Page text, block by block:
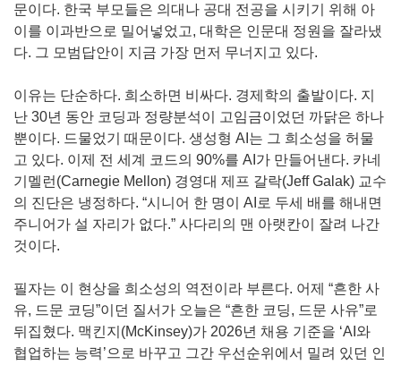
문이다. 한국 부모들은 의대나 공대 전공을 시키기 위해 아
이를 이과반으로 밀어넣었고, 대학은 인문대 정원을 잘라냈
다. 그 모범답안이 지금 가장 먼저 무너지고 있다.
이유는 단순하다. 희소하면 비싸다. 경제학의 출발이다. 지
난 30년 동안 코딩과 정량분석이 고임금이었던 까닭은 하나
뿐이다. 드물었기 때문이다. 생성형 AI는 그 희소성을 허물
고 있다. 이제 전 세계 코드의 90%를 AI가 만들어낸다. 카네
기멜런(Carnegie Mellon) 경영대 제프 갈락(Jeff Galak) 교수
의 진단은 냉정하다. “시니어 한 명이 AI로 두세 배를 해내면
주니어가 설 자리가 없다.” 사다리의 맨 아랫칸이 잘려 나간
것이다.
필자는 이 현상을 희소성의 역전이라 부른다. 어제 “흔한 사
유, 드문 코딩”이던 질서가 오늘은 “흔한 코딩, 드문 사유”로
뒤집혔다. 맥킨지(McKinsey)가 2026년 채용 기준을 ‘AI와
협업하는 능력’으로 바꾸고 그간 우선순위에서 밀려 있던 인